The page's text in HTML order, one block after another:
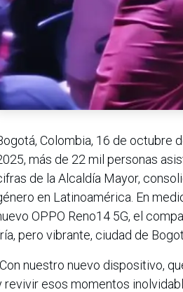
Colombia, 16 de octubre
más de 22 mil personas
de la Alcaldía Mayor,
en Latinoamérica. En
OPPO Reno14 5G, el
pero vibrante, ciudad de
nuestro nuevo dispositivo,
revivir esos momentos